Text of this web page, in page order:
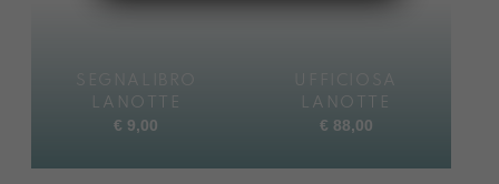
SEGNALIBRO
LANOTTE
€ 9,00
UFFICIOSA
LANOTTE
€ 88,00